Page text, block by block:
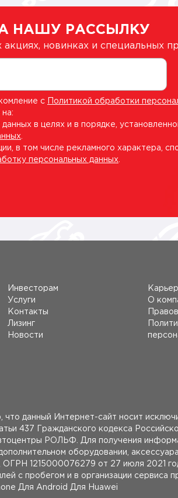
НАШУ РАССЫЛКУ
новинках и специальных
с
Политикой обработки
в целях и в порядке,
в том числе рекламного характера,
персональных данных
Инвесторам
Услуги
Контакты
Лизинг
Новости
О
данный Интернет-сайт носит
437 Гражданского кодекса
РОЛЬФ. Для получения
оборудовании,
1215000076279 от 27 июля 2021
с пробегом и в организации сервиса
Для Android Для Huawei